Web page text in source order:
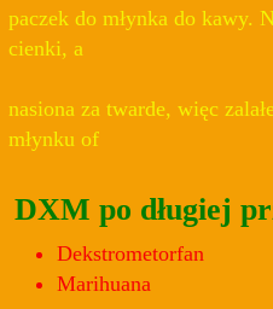
paczek do młynka do kawy.
cienki, a
nasiona za twarde, więc
młynku of
DXM po długiej
Dekstrometorfan
Marihuana